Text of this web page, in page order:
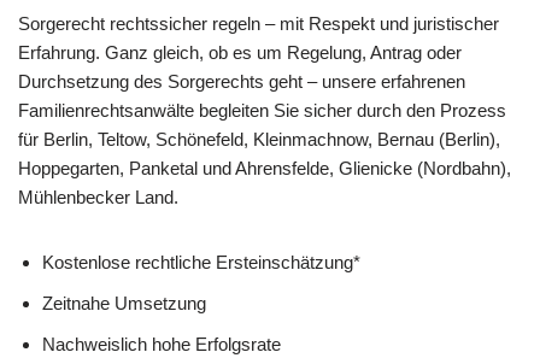
Sorgerecht rechtssicher regeln – mit Respekt und juristischer
Erfahrung. Ganz gleich, ob es um Regelung, Antrag oder
Durchsetzung des Sorgerechts geht – unsere erfahrenen
Familienrechtsanwälte begleiten Sie sicher durch den Prozess
für Berlin, Teltow, Schönefeld, Kleinmachnow, Bernau (Berlin),
Hoppegarten, Panketal und Ahrensfelde, Glienicke (Nordbahn),
Mühlenbecker Land.
Kostenlose rechtliche Ersteinschätzung*
Zeitnahe Umsetzung
Nachweislich hohe Erfolgsrate